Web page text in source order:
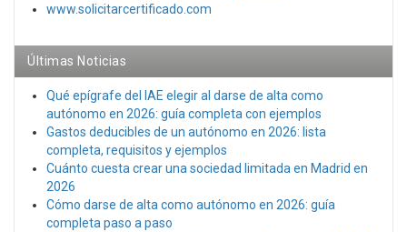
www.solicitarcertificado.com
Últimas Noticias
Qué epígrafe del IAE elegir al darse de alta como
autónomo en 2026: guía completa con ejemplos
Gastos deducibles de un autónomo en 2026: lista
completa, requisitos y ejemplos
Cuánto cuesta crear una sociedad limitada en Madrid en
2026
Cómo darse de alta como autónomo en 2026: guía
completa paso a paso